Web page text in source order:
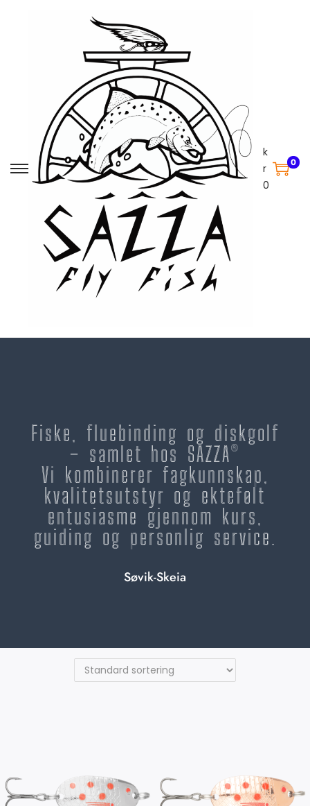
k
r
0
0
Fiske, fluebinding og diskgolf
– samlet hos SAZZA®
Vi kombinerer fagkunnskap,
kvalitetsutstyr og ektefølt
entusiasme gjennom kurs,
guiding og personlig service.
Søvik-Skeia